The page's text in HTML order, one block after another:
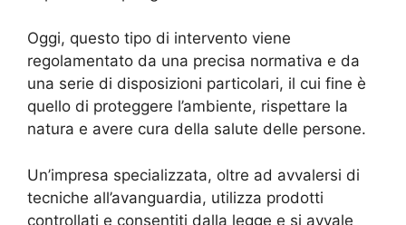
Oggi, questo tipo di intervento viene
regolamentato da una precisa normativa e da
una serie di disposizioni particolari, il cui fine è
quello di proteggere l’ambiente, rispettare la
natura e avere cura della salute delle persone.
Un’impresa specializzata, oltre ad avvalersi di
tecniche all’avanguardia, utilizza prodotti
controllati e consentiti dalla legge e si avvale